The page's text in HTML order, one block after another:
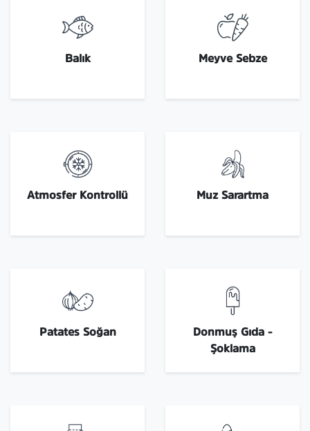
Balık Meyve Sebze
Atmosfer Kontrollü Muz Sarartma
Patates Soğan
Donmuş Gıda -
Şoklama